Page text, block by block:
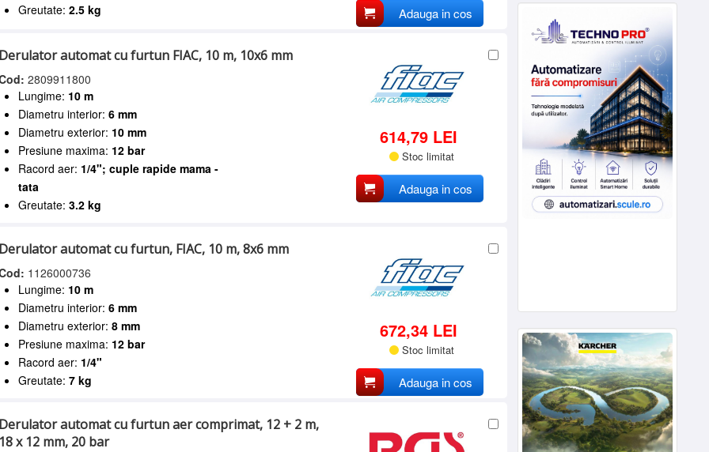
Greutate:2.5 kg Adauga in cos
automat cu furtun FIAC, 10 m, 10x6 mm
2809911800
Lungime: 10 m
Diametru interior:6 mm
Diametru exterior: 10 mm
Presiune maxima: 12 bar
Racord aer: 1/4"; cuple rapide mama -
tata
Greutate:3.2 kg
614,79 LEI
Stoc limitat
Adauga in cos
automat cu furtun, FIAC, 10 m, 8x6 mm
1126000736
Lungime: 10 m
Diametru interior:6 mm
Diametru exterior:8 mm
Presiune maxima: 12 bar
Racord aer: 1/4"
Greutate:7 kg
672,34 LEI
Stoc limitat
Adauga in cos
automat cu furtun aer comprimat, 12 + 2 m,
x 12 mm, 20 bar